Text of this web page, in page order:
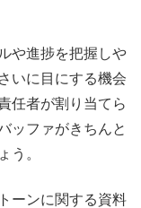
や進捗を把握しや
いに目にする機会
任者が割り当てら
ッファがきちんと
う。
ーンに関する資料